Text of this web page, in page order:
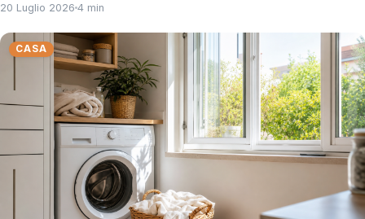
20 Luglio 2026 4 min
CASA